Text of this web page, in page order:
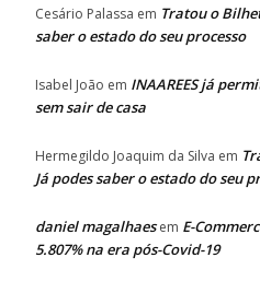
Cesário Palassa em Tratou o
saber o estado do seu processo
Isabel João em INAAREES já
sem sair de casa
Hermegildo Joaquim da Silva em
Já podes saber o estado do seu
daniel magalhaesem E-
5.807% na era pós-Covid-19